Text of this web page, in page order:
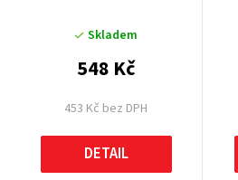
Skladem
453 Kč bez DPH
548 Kč
DETAIL